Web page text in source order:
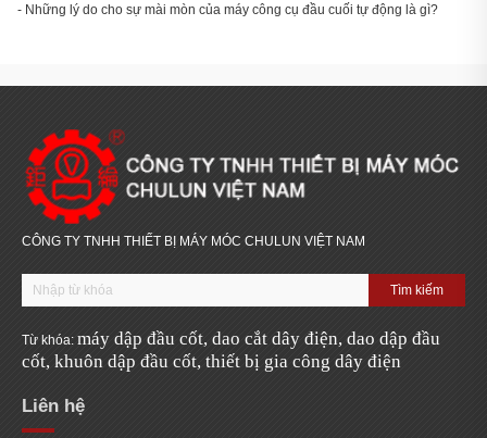
- Những lý do cho sự mài mòn của máy công cụ đầu cuối tự động là gì?
CÔNG TY TNHH THIẾT BỊ MÁY MÓC CHULUN VIỆT NAM
Từ khóa: máy dập đầu cốt, dao cắt dây điện, dao dập đầu
cốt, khuôn dập đầu cốt, thiết bị gia công dây điện
Liên hệ